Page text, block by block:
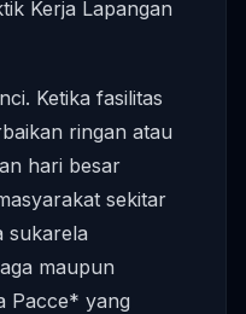
Kerja Lapangan
Ketika fasilitas
ringan atau
hari besar
sekitar
sukarela
maupun
Pacce* yang